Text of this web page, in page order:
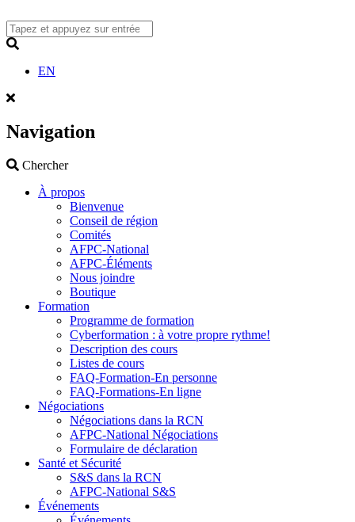
to
content
EN
Navigation
ChercherSearch
À propos
Bienvenue
Conseil de région
Comités
AFPC-National
AFPC-Éléments
Nous joindre
Boutique
Formation
Programme de formation
Cyberformation : à votre propre rythme!
Description des cours
Listes de cours
FAQ-Formation-En personne
FAQ-Formations-En ligne
Négociations
Négociations dans la RCN
AFPC-National Négociations
Formulaire de déclaration
Santé et Sécurité
S&S dans la RCN
AFPC-National S&S
Événements